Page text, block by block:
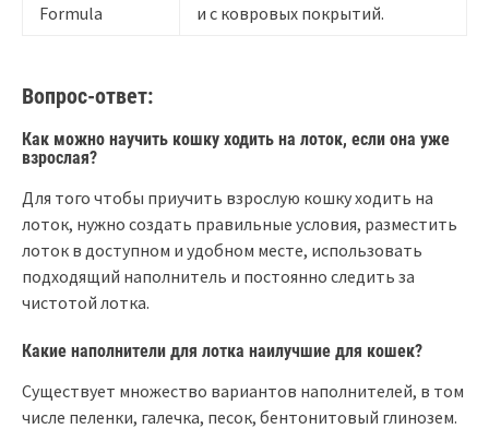
Formula
и с ковровых покрытий.
Вопрос-ответ:
Как можно научить кошку ходить на лоток, если она уже
взрослая?
Для того чтобы приучить взрослую кошку ходить на
лоток, нужно создать правильные условия, разместить
лоток в доступном и удобном месте, использовать
подходящий наполнитель и постоянно следить за
чистотой лотка.
Какие наполнители для лотка наилучшие для кошек?
Существует множество вариантов наполнителей, в том
числе пеленки, галечка, песок, бентонитовый глинозем.